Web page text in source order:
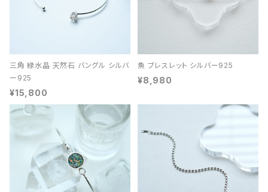
三角 緑水晶 天然石 バングル シルバ
ー925
¥15,800
魚 ブレスレット シルバー925
¥8,980